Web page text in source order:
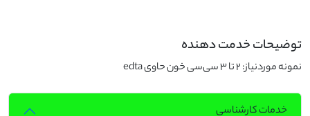
توضیحات خدمت دهنده
نمونه موردنیاز: 2 تا 3 سی‌سی خون حاوی edta
خدمات کارشناسی